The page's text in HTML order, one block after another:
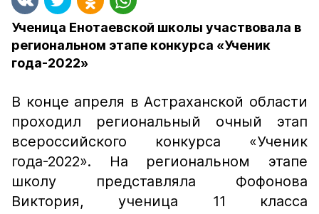
Ученица Енотаевской школы участвовала в
региональном этапе конкурса «Ученик
года-2022»
В конце апреля в Астраханской области
проходил региональный очный этап
всероссийского конкурса «Ученик
года-2022». На региональном этапе
школу представляла Фофонова
Виктория, ученица 11 класса